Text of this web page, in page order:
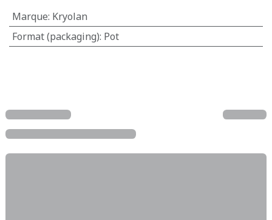
Marque: Kryolan
Format (packaging): Pot